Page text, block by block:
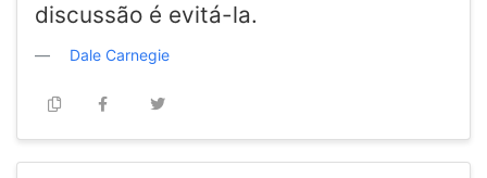
discussão é evitá-la.
Dale Carnegie